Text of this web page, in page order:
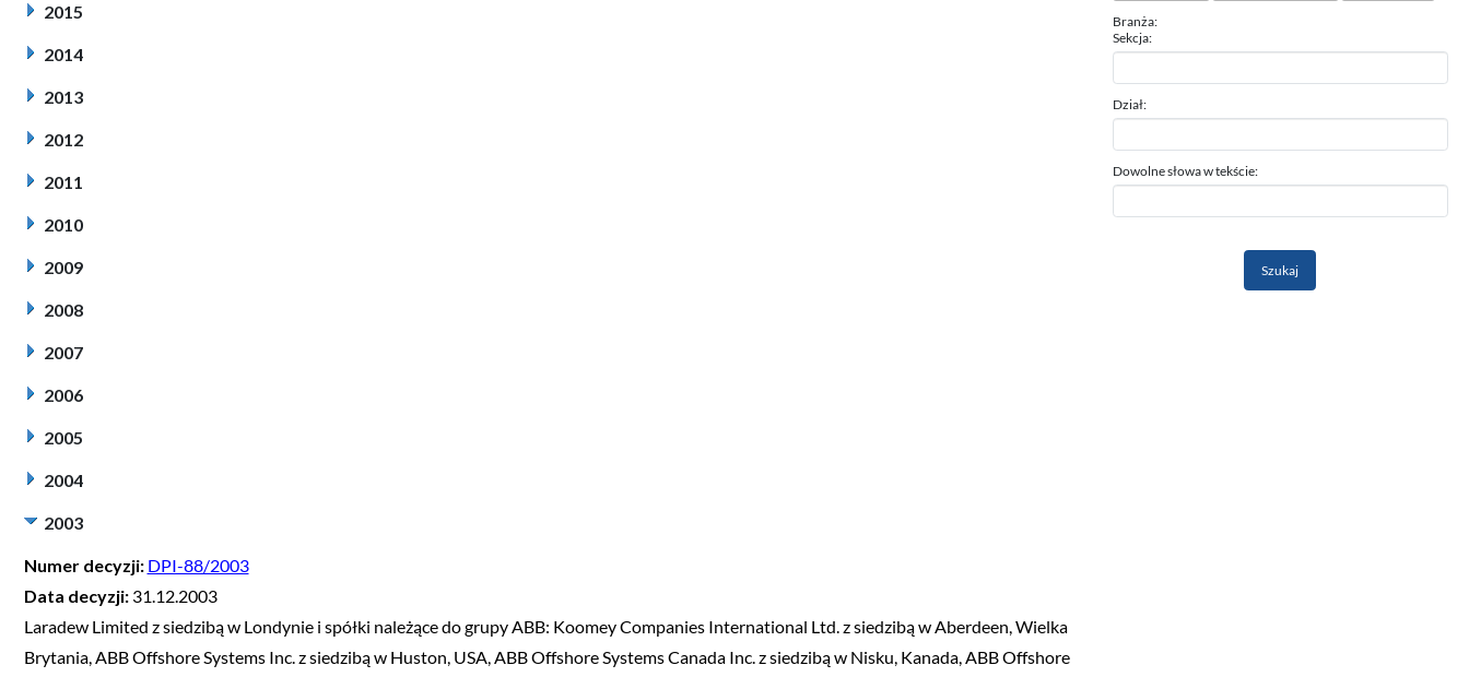
2015
2014
2013
2012
2011
2010
2009
2008
2007
2006
2005
2004
2003
Numer decyzji: DPI-88/2003
Data decyzji: 31.12.2003
Laradew Limited z siedzibą w Londynie i spółki należące do grupy ABB: Koomey Companies International Ltd. z siedzibą w Aberdeen, Wielka
Brytania, ABB Offshore Systems Inc. z siedzibą w Huston, USA, ABB Offshore Systems Canada Inc. z siedzibą w Nisku, Kanada, ABB Offshore
Branża:
Sekcja:
Dział:
Dowolne słowa w tekście: